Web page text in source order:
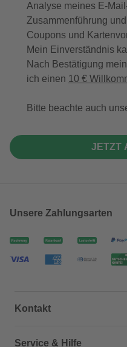
Analyse meines E-
Zusammenführung
Coupons und
Mein Einverständnis
Nach Bestätigung
ich einen 10 €
Bitte beachte auch
JETZT
Unsere Zahlungsarten
Kontakt
Dein Kontakt zu uns
Service & Hilfe